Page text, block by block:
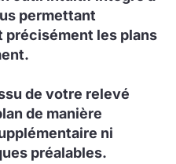
permettant
les plans
de votre relevé
de manière
ni
préalables.